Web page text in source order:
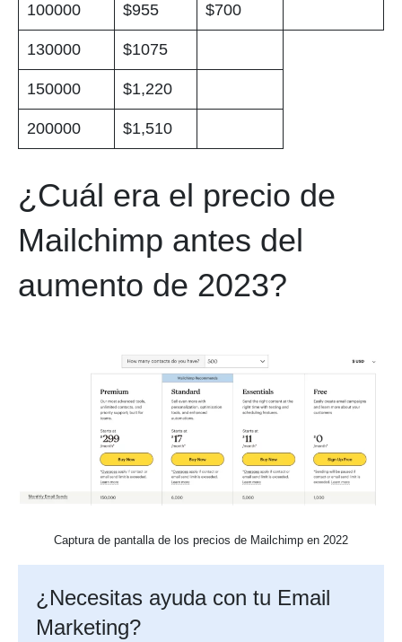
100000 $955 $700
130000 $1075
150000 $1,220
200000 $1,510
¿Cuál era el precio de
Mailchimp antes del
aumento de 2023?
Captura de pantalla de los precios de Mailchimp en 2022
¿Necesitas ayuda con tu Email
Marketing?